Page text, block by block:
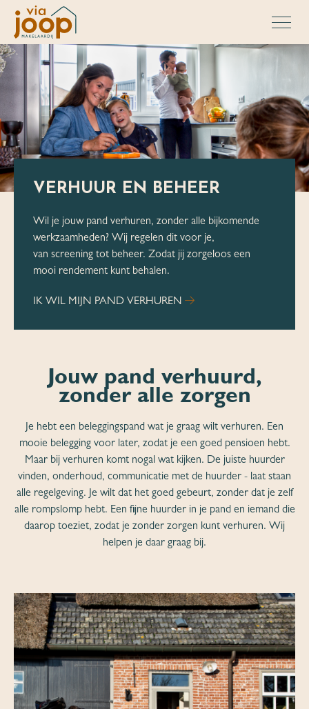
VERHUUR EN BEHEER
Wil je jouw pand verhuren, zonder alle bijkomende
werkzaamheden? Wij regelen dit voor je,
van screening tot beheer. Zodat jij zorgeloos een
mooi rendement kunt behalen.
IK WIL MIJN PAND VERHUREN
Jouw pand verhuurd,
zonder alle zorgen
Je hebt een beleggingspand wat je graag wilt verhuren. Een
mooie belegging voor later, zodat je een goed pensioen hebt.
Maar bij verhuren komt nogal wat kijken. De juiste huurder
vinden, onderhoud, communicatie met de huurder - laat staan
alle regelgeving. Je wilt dat het goed gebeurt, zonder dat je zelf
alle rompslomp hebt. Een fijne huurder in je pand en iemand die
daarop toeziet, zodat je zonder zorgen kunt verhuren. Wij
helpen je daar graag bij.